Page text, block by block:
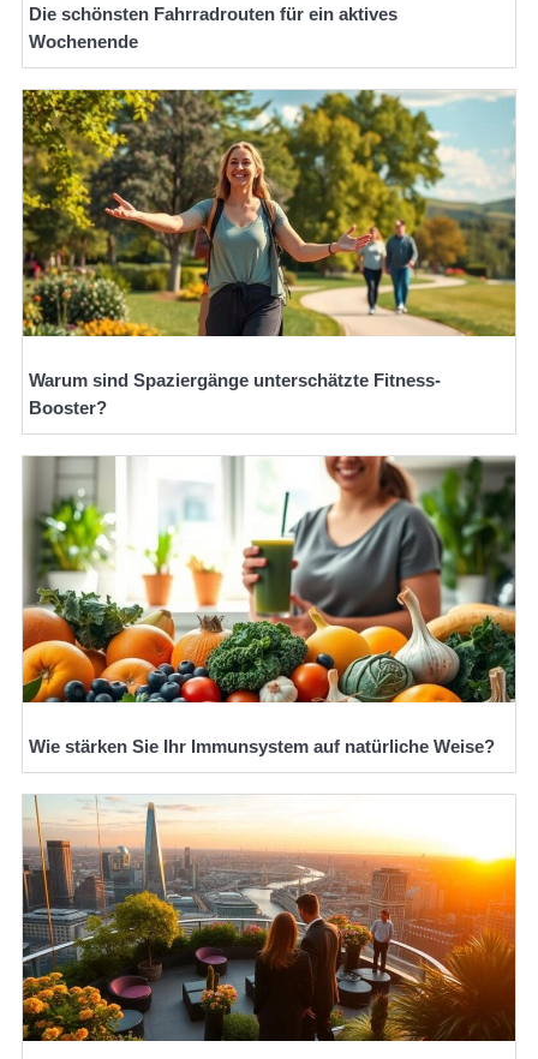
Die schönsten Fahrradrouten für ein aktives
Wochenende
Warum sind Spaziergänge unterschätzte Fitness-
Booster?
Wie stärken Sie Ihr Immunsystem auf natürliche Weise?